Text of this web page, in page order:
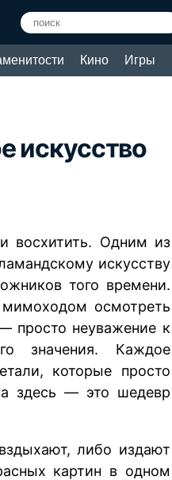
Кино Игры
искусство
восхитить. Одним из
искусству
того времени.
осмотреть
просто неуважение к
значения. Каждое
которые просто
здесь — это шедевр
либо издают
картин в одном